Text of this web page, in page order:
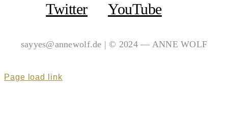
Twitter
YouTube
sayyes@annewolf.de | © 2024 — ANNE WOLF
Page load link